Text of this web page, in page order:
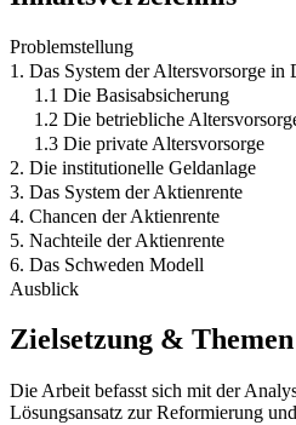
Problemstellung
1. Das System der Altersvorsorge in
1.1 Die Basisabsicherung
1.2 Die betriebliche
1.3 Die private Altersvorsorge
2. Die institutionelle Geldanlage
3. Das System der Aktienrente
4. Chancen der Aktienrente
5. Nachteile der Aktienrente
6. Das Schweden Modell
Ausblick
Zielsetzung &
Die Arbeit befasst sich mit der
Lösungsansatz zur Reformierung